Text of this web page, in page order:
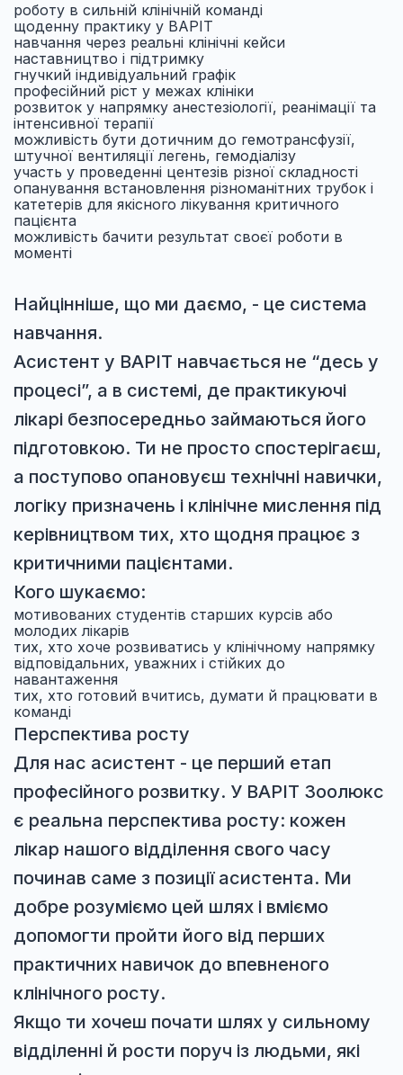
роботу в сильній клінічній команді
щоденну практику у ВАРІТ
навчання через реальні клінічні кейси
наставництво і підтримку
гнучкий індивідуальний графік
професійний ріст у межах клініки
розвиток у напрямку анестезіології, реанімації та
інтенсивної терапії
можливість бути дотичним до гемотрансфузії,
штучної вентиляції легень, гемодіалізу
участь у проведенні центезів різної складності
опанування встановлення різноманітних трубок і
катетерів для якісного лікування критичного
пацієнта
можливість бачити результат своєї роботи в
моменті
Найцінніше, що ми даємо, - це система
навчання.
Асистент у ВАРІТ навчається не “десь у
процесі”, а в системі, де практикуючі
лікарі безпосередньо займаються його
підготовкою. Ти не просто спостерігаєш,
а поступово опановуєш технічні навички,
логіку призначень і клінічне мислення під
керівництвом тих, хто щодня працює з
критичними пацієнтами.
Кого шукаємо:
мотивованих студентів старших курсів або
молодих лікарів
тих, хто хоче розвиватись у клінічному напрямку
відповідальних, уважних і стійких до
навантаження
тих, хто готовий вчитись, думати й працювати в
команді
Перспектива росту
Для нас асистент - це перший етап
професійного розвитку. У ВАРІТ Зоолюкс
є реальна перспектива росту: кожен
лікар нашого відділення свого часу
починав саме з позиції асистента. Ми
добре розуміємо цей шлях і вміємо
допомогти пройти його від перших
практичних навичок до впевненого
клінічного росту.
Якщо ти хочеш почати шлях у сильному
відділенні й рости поруч із людьми, які